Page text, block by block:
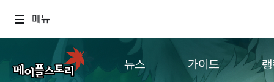
메뉴
뉴스 가이드